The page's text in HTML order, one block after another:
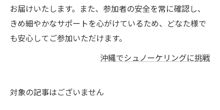
お届けいたします。また、参加者の安全を常に確認し、
きめ細やかなサポートを心がけているため、どなた様で
も安心してご参加いただけます。
沖縄でシュノーケリングに挑戦
対象の記事はございません